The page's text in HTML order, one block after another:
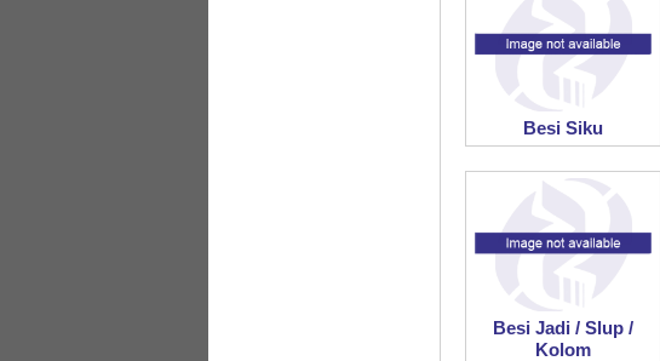
Besi Siku
Besi Jadi / Slup /
Kolom